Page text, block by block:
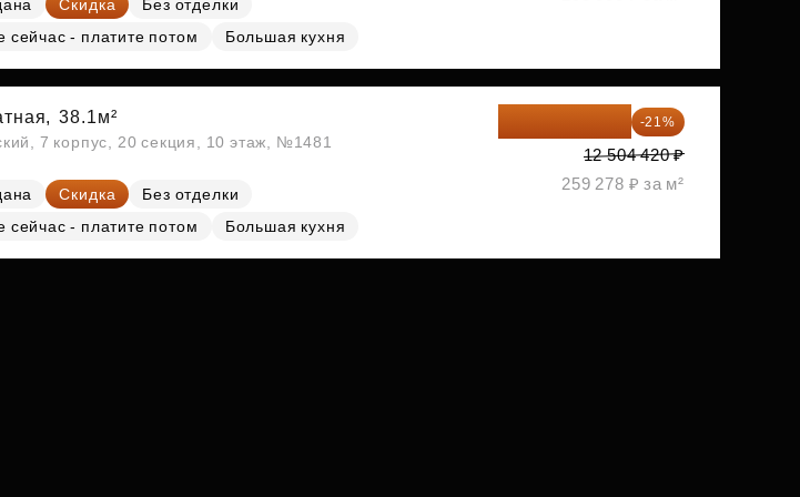
Скидка
Без отделки
сейчас - платите потом
Большая кухня
38.1м²
7 корпус, 20 секция, 10 этаж, №1481
Скидка
Без отделки
сейчас - платите потом
Большая кухня
-21%
12 504 420 ₽
259 278 ₽ за м²